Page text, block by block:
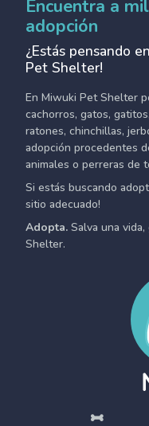
Encuentra a
adopción
¿Estás pensando
Pet Shelter!
En Miwuki Pet Shelter
cachorros, gatos,
ratones, chinchillas,
adopción procedentes
animales o perreras de
Si estás buscando
sitio adecuado!
Adopta. Salva una
Shelter.